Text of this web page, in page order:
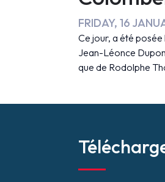
b
o
o
k
d
o
n
FRIDAY, 16
Ce jour, a été
Jean-Léonce
que de Rodolphe